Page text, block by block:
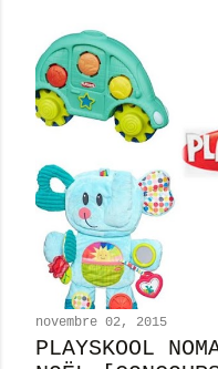
novembre 02, 2015
PLAYSKOOL